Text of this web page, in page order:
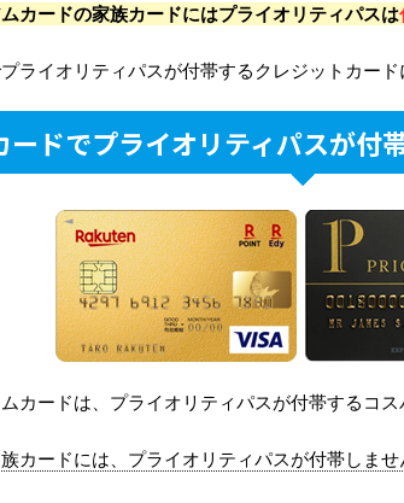
カードの家族カードにはプライオリティパスは
ライオリティパスが付帯するクレジットカード
ードでプライオリティパスが付
カードは、プライオリティパスが付帯するコス
カードには、プライオリティパスが付帯しませ